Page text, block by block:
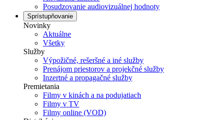
Posudzovanie audiovizuálnej hodnoty
Sprístupňovanie
Novinky
Aktuálne
Všetky
Služby
Výpožičné, rešeršné a iné služby
Prenájom priestorov a projekčné služby
Inzertné a propagačné služby
Premietania
Filmy v kinách a na podujatiach
Filmy v TV
Filmy online (VOD)